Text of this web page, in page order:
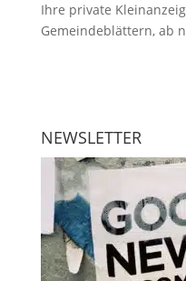
Ihre private
Gemeindeblättern, ab
NEWSLETTER